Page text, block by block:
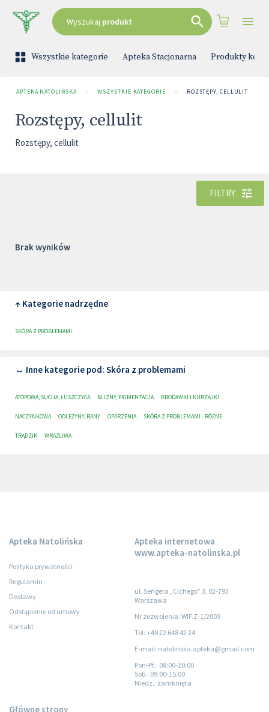
Wyszukaj produkt
Wszystkie kategorie Apteka Stacjonarna Produkty
APTEKA NATOLIŃSKA › WSZYSTKIE KATEGORIE › ROZSTĘPY, CELLULIT
Rozstępy, cellulit
Rozstępy, cellulit
FILTRY
Brak wyników
↑ Kategorie nadrzędne
SKÓRA Z PROBLEMAMI
↔ Inne kategorie pod: Skóra z problemami
ATOPOWA, SUCHA, ŁUSZCZYCA BLIZNY, PIGMENTACJA BRODAWKI I KURZAJKI
NACZYNKOWA ODLEŻYNY, RANY OPARZENIA SKÓRA Z PROBLEMAMI - RÓŻNE
TRĄDZIK WRAŻLIWA
Apteka Natolińska
Polityka prywatności
Regulamin
Dostawy
Odstąpienie od umowy
Kontakt
Apteka internetowa
www.apteka-natolinska.pl
ul. Sengera „Cichego” 3, 02-793
Warszawa
Nr zezwolenia: WIF.Z-1/2003
Tel: +48 22 648 42 24
E-mail: natolinska.apteka@gmail.com
Pon-Pt.: 08:00-20:00
Sob.: 09:00-15:00
Niedz.: zamknięta
Główne strony